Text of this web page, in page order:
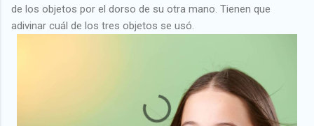
de los objetos por el dorso de su otra mano. Tienen que
adivinar cuál de los tres objetos se usó.